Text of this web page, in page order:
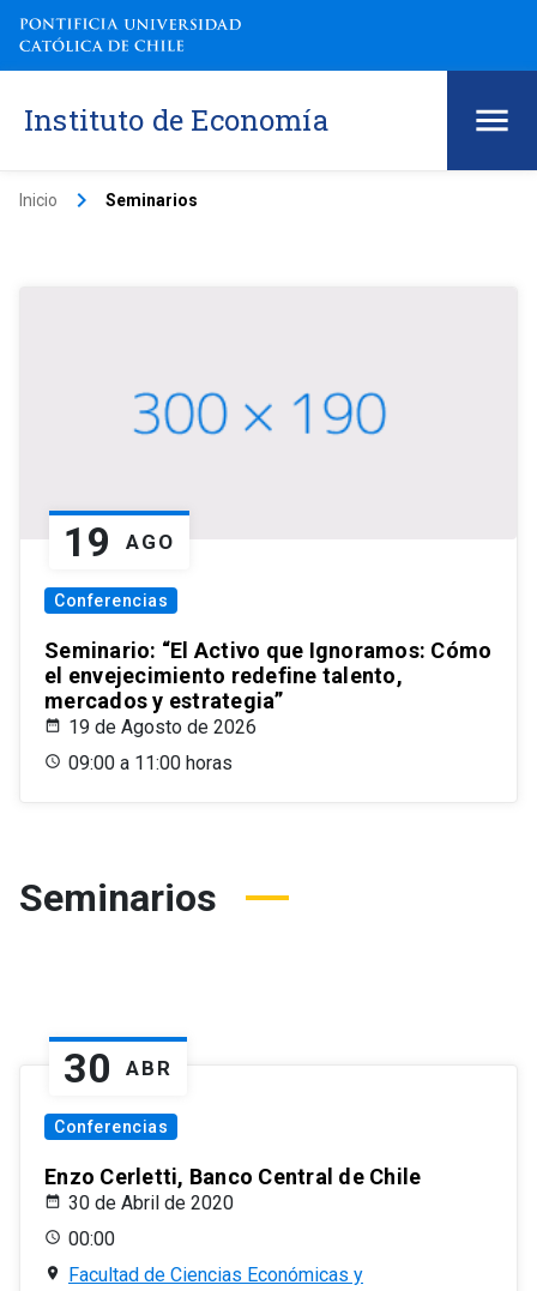
Instituto de Economía
Inicio keyboard_arrow_right Seminarios
19 AGO
Conferencias
Seminario: “El Activo que Ignoramos: Cómo
el envejecimiento redefine talento,
mercados y estrategia”
19 de Agosto de 2026
09:00 a 11:00 horas
Seminarios
30 ABR
Conferencias
Enzo Cerletti, Banco Central de Chile
30 de Abril de 2020
00:00
Facultad de Ciencias Económicas y